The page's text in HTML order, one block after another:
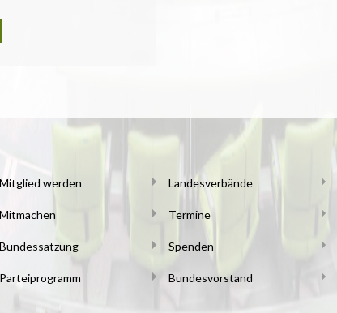
Mitglied werden
Mitmachen
Bundessatzung
Parteiprogramm
Landesverbände
Termine
Spenden
Bundesvorstand